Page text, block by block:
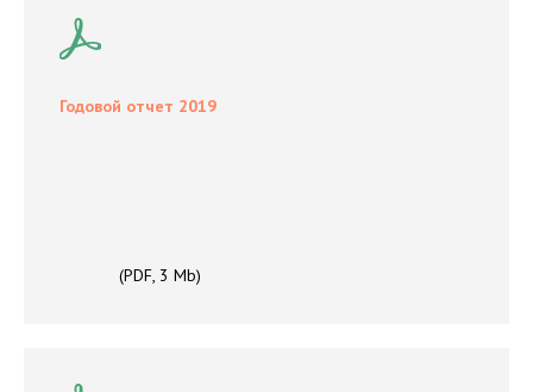
Годовой отчет 2019
(PDF, 3 Mb)